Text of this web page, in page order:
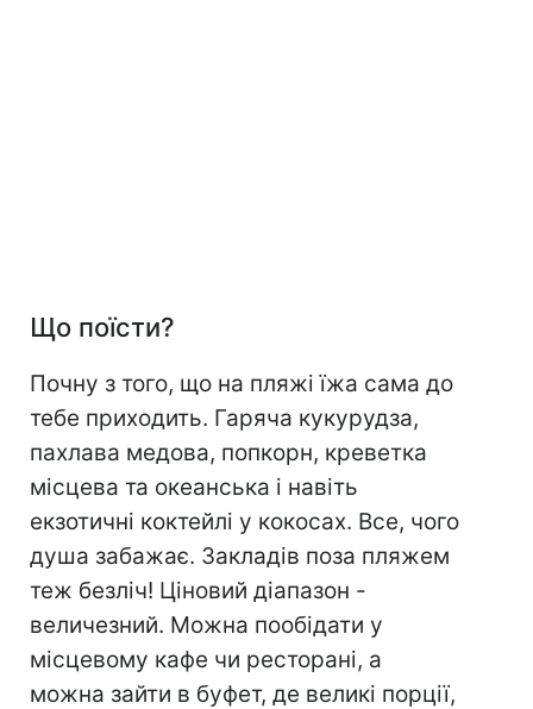
Що поїсти?
Почну з того, що на пляжі їжа сама до
тебе приходить. Гаряча кукурудза,
пахлава медова, попкорн, креветка
місцева та океанська і навіть
екзотичні коктейлі у кокосах. Все, чого
душа забажає. Закладів поза пляжем
теж безліч! Ціновий діапазон -
величезний. Можна пообідати у
місцевому кафе чи ресторані, а
можна зайти в буфет, де великі порції,